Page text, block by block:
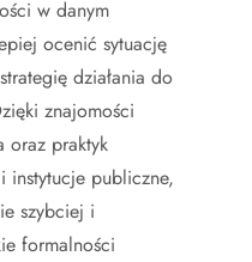
w danym
ocenić sytuację
działania do
znajomości
oraz praktyk
instytucje publiczne,
szybciej i
formalności